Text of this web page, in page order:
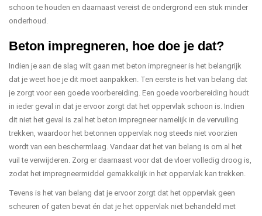
schoon te houden en daarnaast vereist de ondergrond een stuk minder
onderhoud.
Beton impregneren, hoe doe je dat?
Indien je aan de slag wilt gaan met beton impregneer is het belangrijk
dat je weet hoe je dit moet aanpakken. Ten eerste is het van belang dat
je zorgt voor een goede voorbereiding. Een goede voorbereiding houdt
in ieder geval in dat je ervoor zorgt dat het oppervlak schoon is. Indien
dit niet het geval is zal het beton impregneer namelijk in de vervuiling
trekken, waardoor het betonnen oppervlak nog steeds niet voorzien
wordt van een beschermlaag. Vandaar dat het van belang is om al het
vuil te verwijderen. Zorg er daarnaast voor dat de vloer volledig droog is,
zodat het impregneermiddel gemakkelijk in het oppervlak kan trekken.
Tevens is het van belang dat je ervoor zorgt dat het oppervlak geen
scheuren of gaten bevat én dat je het oppervlak niet behandeld met